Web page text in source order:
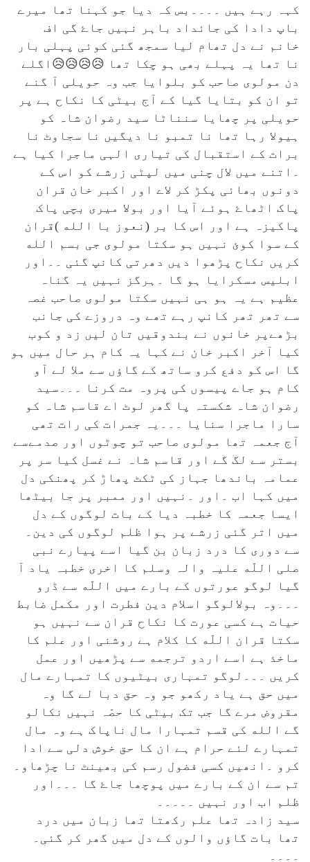
کہہ رہے ہیں ۔۔۔۔بس کہ دیا جو کہنا تھا میرے
باپ دادا کی جائداد باہر نہیں جاۓ گی اف
خانم نے دل تھام لیا سمجھ گئی کوئی پہلی بار
نا تھا یہ پہلے بھی ہو چکا تھا 😥😥😥😥اگلے
دن مولوی صاحب کو بلوایا جب وہ حویلی آ گنے
تو ان کو بتایا گیا کے آج بیٹی کا نکاح ہے پر
حویلی پر چھایا سنناٹا سید رضوان شاہ کو
ہیولا رہا تھا نا تمبو نا دیگیں نا سجاوٹ نا
برات کے استقبال کی تیاری الہی ماجرا کیا ہے
۔اتنے میں لال چنی میں لپٹی زرشے کو اس کے
دونوں بھائی پکڑ کر لاے اور اکبر خان قران
پاک اٹھاۓ ہوئے آیا اور بولا میری بچی پاک
پاکیزہ ہے اور اس کا بر (نعوز با الله )قران
کے سوا کوئ نہیں ہو سکتا مولوی جی بسم الله
کریں نکاح پڑھوا دیں دھرتی کانپ گئی ۔۔اور
ابلیس مسکرایا ہو گا ۔ہرگز نہیں یہ گناہ
عظیم ہے یہ ہو ہی نہیں سکتا مولوی صاحب غصہ
سے تھر تھر کانپ رہے تھے وہ دروزے کی جانب
بڑھےپر خانوں نے بندوقیں تان لیں زد و کوب
کیا آخر اکبر خان نے کہا یہ کام ہر حال میں ہو
گا اس کو دفع کرو ساتھ کے گاؤں سے ملا لے آو
کام ہو جاے پیسوں کی پروہ مت کرنا ۔۔۔سید
رضوان شاہ شکستہ پا گھر لوٹ اے قاسم شاہ کو
سارا ماجرا سنایا ۔۔۔یہ جمرات کی رات تھی
آج جعمہ تھا مولوی صاحب تو چوٹوں اور صدمےسے
بستر سے لگ گے اور قاسم شاہ نے غسل کیا سر پر
عمامہ باندھا جہاز کی ٹکٹ پھاڑ کر پھنکی دل
میں کہا اب ۔اور ۔نہیں اور ممبر پر جا بیٹھا
ایسا جعمہ کا خطبہ دیا کے بات لوگوں کے دل
میں اتر گئی زرشے پر ہوا ظلم لوگوں کی دین۔
سے دوری کا درد زبان بن گیا اسے پیارے نبی
صلی اللّه علیہ والہ وسلم کا اخری خطبہ یاد آ
گیا لوگو عورتوں کے بارے میں اللّه سے ڈرو
۔۔۔وہ بولالوگو اسلام دین فطرت اور مکمل ضابط
حیات ہے کسی عورت کا نکاح قران سے نہیں ہو
سکتا قران اللّه کا کلام ہے روشنی اور علم کا
ماخذ ہے اسے اردو ترجمه سے پڑھیں اور عمل
کریں ۔۔۔لوگو تمہاری بیٹیوں کا تمہارے مال
میں حق ہے یاد رکھو جو وہ حق دبا لے گا وہ
مقروض مرے گا جب تک بیٹی کا حصّہ نہیں نکالو
گے الله کی قسم تمہارا مال ناپاک ہے وہ مال
تمہارے لئے حرام ہے ان کا حق خوش دلی سے ادا
کرو ۔انھیں کسی فضول رسم کی بھینٹ نا چڑھاو۔
تم سے ان کے بارے میں پوچھا جاۓ گا ۔۔۔اور
ظلم اب اور نہیں ۔۔۔۔۔
سید زادہ تھا علم رکھتا تھا زبان میں درد
تھا بات گاؤں والوں کے دل میں گھر کر گئی۔
۔۔۔۔